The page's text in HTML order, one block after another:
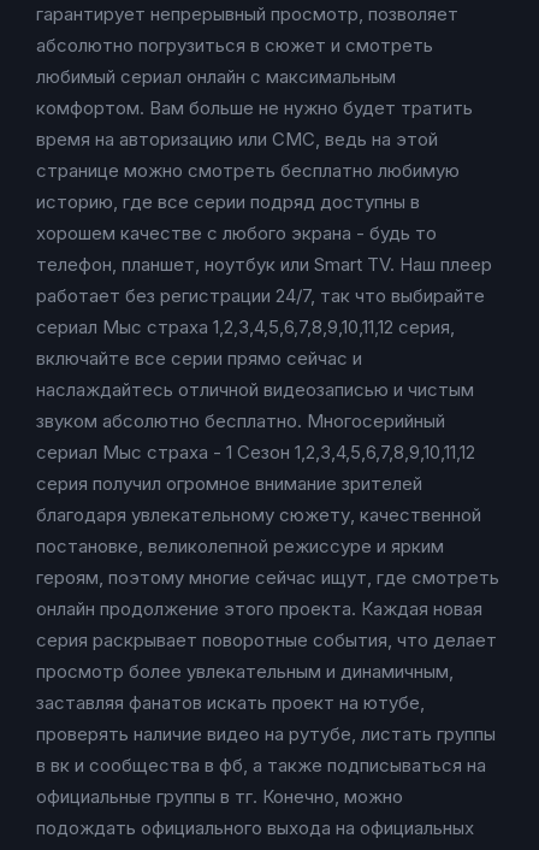
гарантирует непрерывный просмотр, позволяет
абсолютно погрузиться в сюжет и смотреть
любимый сериал онлайн с максимальным
комфортом. Вам больше не нужно будет тратить
время на авторизацию или СМС, ведь на этой
странице можно смотреть бесплатно любимую
историю, где все серии подряд доступны в
хорошем качестве с любого экрана - будь то
телефон, планшет, ноутбук или Smart TV. Наш плеер
работает без регистрации 24/7, так что выбирайте
сериал Мыс страха 1,2,3,4,5,6,7,8,9,10,11,12 серия,
включайте все серии прямо сейчас и
наслаждайтесь отличной видеозаписью и чистым
звуком абсолютно бесплатно. Многосерийный
сериал Мыс страха - 1 Сезон 1,2,3,4,5,6,7,8,9,10,11,12
серия получил огромное внимание зрителей
благодаря увлекательному сюжету, качественной
постановке, великолепной режиссуре и ярким
героям, поэтому многие сейчас ищут, где смотреть
онлайн продолжение этого проекта. Каждая новая
серия раскрывает поворотные события, что делает
просмотр более увлекательным и динамичным,
заставляя фанатов искать проект на ютубе,
проверять наличие видео на рутубе, листать группы
в вк и сообщества в фб, а также подписываться на
официальные группы в тг. Конечно, можно
подождать официального выхода на официальных